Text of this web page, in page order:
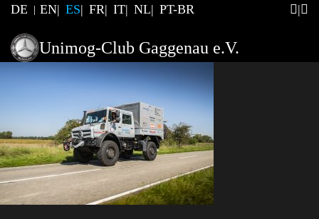
DE EN ES FR IT NL PT-BR
Unimog-Club Gaggenau e.V.